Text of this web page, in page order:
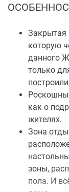
Закрытая
которую
данного
только
как о
жителях.
Зона
зоны,
пола. И